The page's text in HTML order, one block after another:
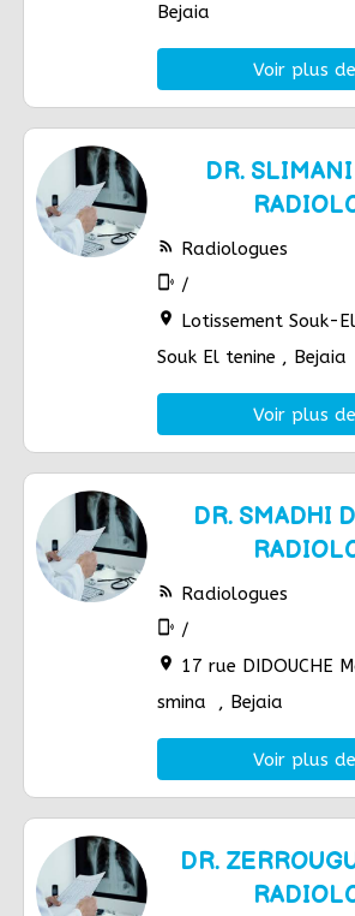
Bejaia
Voir plus
DR.
rss_feed Radiologues
phonelink_ring /
location_on Lotissement Souk-
Souk El tenine , Bejaia
Voir plus
DR. SMADHI
rss_feed Radiologues
phonelink_ring /
location_on 17 rue DIDOUCHE
smina , Bejaia
Voir plus
DR.